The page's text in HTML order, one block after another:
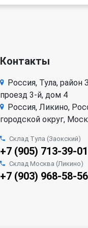
Контакты
Россия, Тула, район
проезд 3-й, дом 4
Россия, Ликино,
городской округ,
Склад Тула (Заокский)
+7 (905) 713-39-01
Склад Москва (Ликино)
+7 (903) 968-58-56